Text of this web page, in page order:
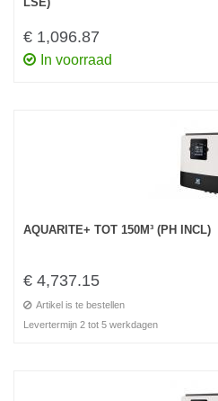
€ 1,096.87
In voorraad
AQUARITE+ TOT 150M³ (PH INCL)
€ 4,737.15
Artikel is te bestellen
Levertermijn 2 tot 5 werkdagen